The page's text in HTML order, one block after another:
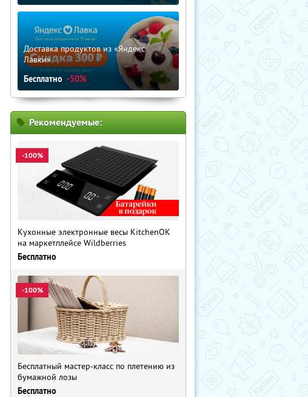
Доставка продуктов из «Яндекс
Лавки»
Бесплатно -50%
Рекомендуемые:
-100%
Кухонные электронные весы KitchenOK
на маркетплейсе Wildberries
Бесплатно
-100%
Бесплатный мастер-класс по плетению из
бумажной лозы
Бесплатно